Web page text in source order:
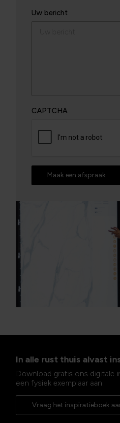
Uw bericht
CAPTCHA
Maak een afspraak
In alle rust thuis alvast
Download gratis ons digitale
een fysiek exemplaar aan.
Vraag het inspiratieboek